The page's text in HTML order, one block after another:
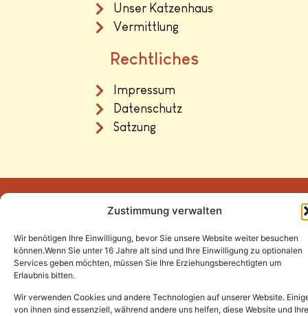
Zustimmung verwalten
Wir benötigen Ihre Einwilligung, bevor Sie unsere Website weiter besuchen
können.Wenn Sie unter 16 Jahre alt sind und Ihre Einwilligung zu optionalen
Services geben möchten, müssen Sie Ihre Erziehungsberechtigten um
Erlaubnis bitten.
Wir verwenden Cookies und andere Technologien auf unserer Website.
von ihnen sind essenziell, während andere uns helfen, diese Website und Ihre
Unser Katzenhaus
Vermittlung
Rechtliches
Impressum
Datenschutz
Satzung
Tel.:(02646) 915928
info@katzenschutzfreunde.de
Im Brandenfeld 22